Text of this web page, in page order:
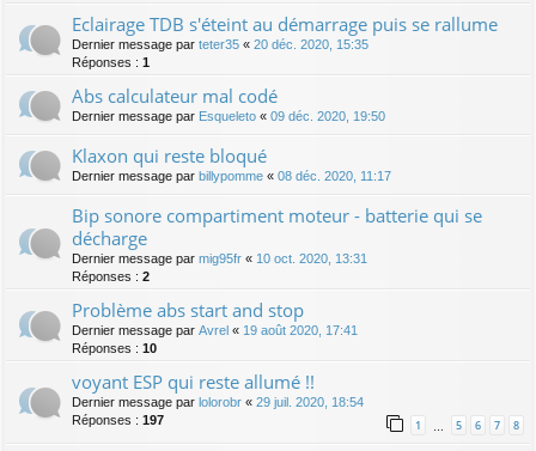
Eclairage TDB s'éteint au démarrage puis se rallume
Dernier message par teter35 « 20 déc. 2020, 15:35
Réponses : 1
Abs calculateur mal codé
Dernier message par Esqueleto « 09 déc. 2020, 19:50
Klaxon qui reste bloqué
Dernier message par billypomme « 08 déc. 2020, 11:17
Bip sonore compartiment moteur - batterie qui se
décharge
Dernier message par mig95fr « 10 oct. 2020, 13:31
Réponses : 2
Problème abs start and stop
Dernier message par Avrel « 19 août 2020, 17:41
Réponses : 10
voyant ESP qui reste allumé !!
Dernier message par lolorobr « 29 juil. 2020, 18:54
Réponses : 197 1 … 5 6 7 8